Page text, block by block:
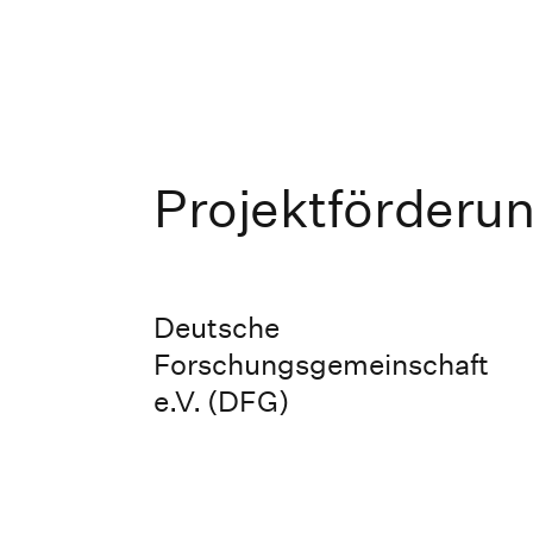
Deutsche
Forschungsgemeinschaft
e.V. (DFG)